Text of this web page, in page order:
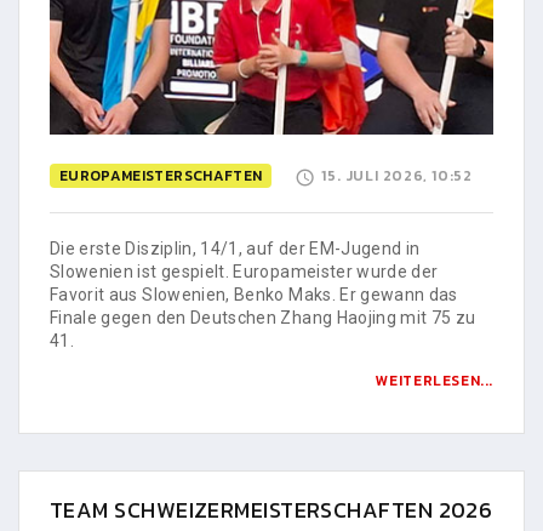
EUROPAMEISTERSCHAFTEN 15. JULI 2026, 10:52
Die erste Disziplin, 14/1, auf der EM-Jugend in
Slowenien ist gespielt. Europameister wurde der
Favorit aus Slowenien, Benko Maks. Er gewann das
Finale gegen den Deutschen Zhang Haojing mit 75 zu
41.
WEITERLESEN...
TEAM SCHWEIZERMEISTERSCHAFTEN 2026